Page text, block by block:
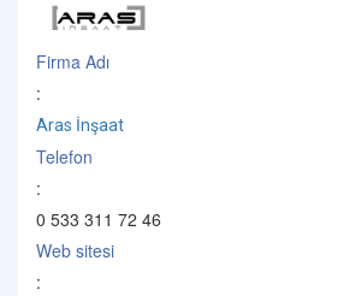
Firma Adı
:
Aras İnşaat
Telefon
:
0 533 311 72 46
Web sitesi
: